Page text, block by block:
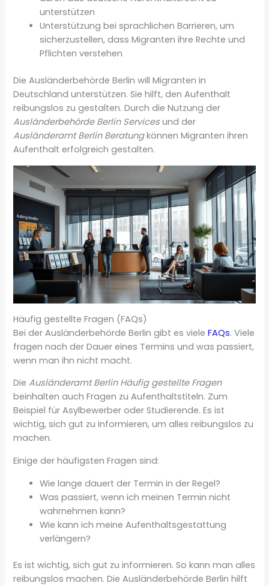
unterstützen
Unterstützung bei sprachlichen Barrieren, um
sicherzustellen, dass Migranten ihre Rechte und
Pflichten verstehen
Die Ausländerbehörde Berlin will Migranten in
Deutschland unterstützen. Sie hilft, den Aufenthalt
reibungslos zu gestalten. Durch die Nutzung der
Ausländerbehörde Berlin Services und der
Ausländeramt Berlin Beratungkönnen Migranten ihren
Aufenthalt erfolgreich gestalten.
Häufig gestellte Fragen (FAQs)
Bei der Ausländerbehörde Berlin gibt es vieleFAQs. Viele
fragen nach der Dauer eines Termins und was passiert,
wenn man ihn nicht macht.
DieAusländeramt Berlin Häufig gestellte Fragen
beinhalten auch Fragen zu Aufenthaltstiteln. Zum
Beispiel für Asylbewerber oder Studierende. Es ist
wichtig, sich gut zu informieren, um alles reibungslos zu
machen.
Einige der häufigsten Fragen sind:
Wie lange dauert der Termin in der Regel?
Was passiert, wenn ich meinen Termin nicht
wahrnehmen kann?
Wie kann ich meine Aufenthaltsgestattung
verlängern?
Es ist wichtig, sich gut zu informieren. So kann man alles
reibungslos machen. Die Ausländerbehörde Berlin hilft